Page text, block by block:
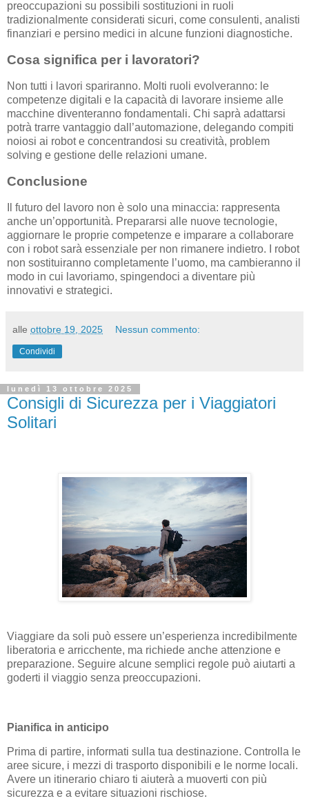
preoccupazioni su possibili sostituzioni in ruoli
tradizionalmente considerati sicuri, come consulenti, analisti
finanziari e persino medici in alcune funzioni diagnostiche.
Cosa significa per i lavoratori?
Non tutti i lavori spariranno. Molti ruoli evolveranno: le
competenze digitali e la capacità di lavorare insieme alle
macchine diventeranno fondamentali. Chi saprà adattarsi
potrà trarre vantaggio dall’automazione, delegando compiti
noiosi ai robot e concentrandosi su creatività, problem
solving e gestione delle relazioni umane.
Conclusione
Il futuro del lavoro non è solo una minaccia: rappresenta
anche un’opportunità. Prepararsi alle nuove tecnologie,
aggiornare le proprie competenze e imparare a collaborare
con i robot sarà essenziale per non rimanere indietro. I robot
non sostituiranno completamente l’uomo, ma cambieranno il
modo in cui lavoriamo, spingendoci a diventare più
innovativi e strategici.
alle ottobre 19, 2025 Nessun commento:
Condividi
lunedì 13 ottobre 2025
Consigli di Sicurezza per i Viaggiatori
Solitari
Viaggiare da soli può essere un’esperienza incredibilmente
liberatoria e arricchente, ma richiede anche attenzione e
preparazione. Seguire alcune semplici regole può aiutarti a
goderti il viaggio senza preoccupazioni.
Pianifica in anticipo
Prima di partire, informati sulla tua destinazione. Controlla le
aree sicure, i mezzi di trasporto disponibili e le norme locali.
Avere un itinerario chiaro ti aiuterà a muoverti con più
sicurezza e a evitare situazioni rischiose.